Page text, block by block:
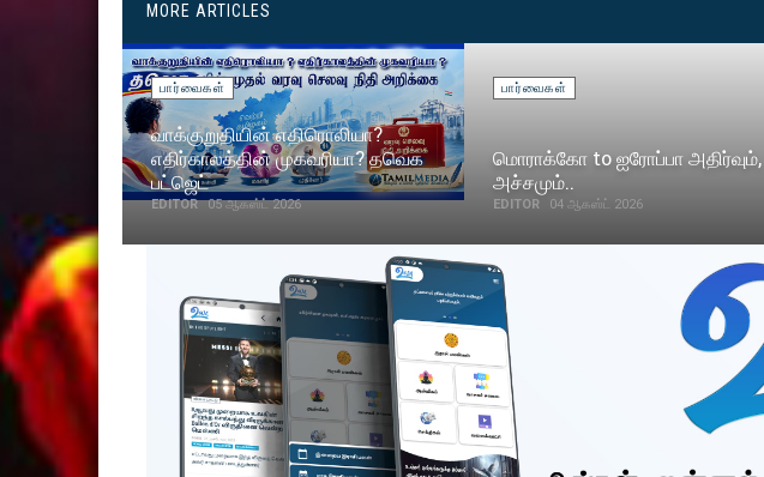
MORE ARTICLES
பார்வைகள்
வாக்குறுதியின் எதிரொலியா?
எதிர்காலத்தின் முகவரியா? தவெக
பட்ஜெட்
EDITOR 05 ஆகஸ்ட் 2026
பார்வைகள்
மொராக்கோ to ஐரோப்பா அதிர்வும்,
அச்சமும்..
EDITOR 04 ஆகஸ்ட் 2026